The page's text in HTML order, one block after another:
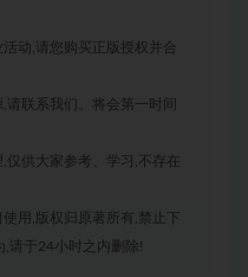
动,请您购买正版授权并合
联系我们。将会第一时间
供大家参考、学习,不存在
用,版权归原著所有,禁止下
,请于24小时之内删除!